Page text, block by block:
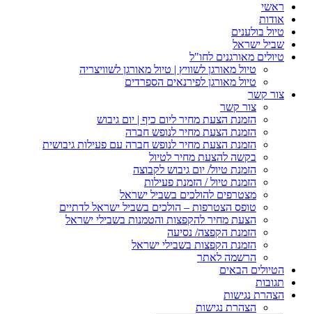
ראשי
אודות
טיול בולענים
שביל ישראל
טיולים מאורגנים לחו"ל
טיול מאורגן לשוויץ | טיול מאורגן לשוויצריה
טיול מאורגן לפירנאים הספרדים
צור קשר
צור קשר
הזמנת הצעת מחיר ליום כיף | יום גיבוש
הזמנת הצעת מחיר לנופש חברה
הזמנת הצעת מחיר לנופש חברה עם פעילות גיבושית
בקשה להצעת מחיר לטיול
הזמנת טיול/ יום גיבוש לקבוצה
הזמנת טיול / הזמנת פעילות
מצטרפים להולכים בשביל ישראל
טופס הצטרפות – הולכים בשביל ישראל לדתיים
הצעת מחיר להקפצות והטמנות בשבילי ישראל
הזמנת הקפצה/ נסיעה
הזמנת הקפצות בשבילי ישראל
הרשמה לאתר
הטיולים הבאים
תגובות
הצהרת נגישות
הצהרת נגישות